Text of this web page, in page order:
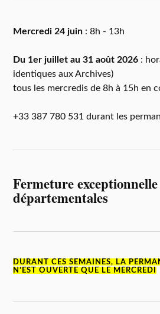
Mercredi 24 juin : 8h - 13h
Du 1er juillet au 31 août 2026 :
identiques aux Archives)
tous les mercredis de 8h à 15h en
+33 387 780 531 durant les
Fermeture
départementales
DURANT CES SEMAINES, LA
N’EST OUVERTE QUE LE MERCREDI